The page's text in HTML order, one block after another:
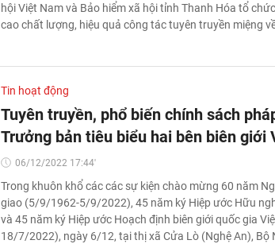
hội Việt Nam và Bảo hiểm xã hội tỉnh Thanh Hóa tổ
cao chất lượng, hiệu quả công tác tuyên truyền miệng
Tin hoạt động
Tuyên truyền, phổ biến chính sách
Trưởng bản tiêu biểu hai bên biên giới
06/12/2022 17:44'
Trong khuôn khổ các các sự kiện chào mừng 60 năm
giao (5/9/1962-5/9/2022), 45 năm ký Hiệp ước Hữu
và 45 năm ký Hiệp ước Hoạch định biên giới quốc gia
18/7/2022), ngày 6/12, tại thị xã Cửa Lò (Nghệ An), Bộ